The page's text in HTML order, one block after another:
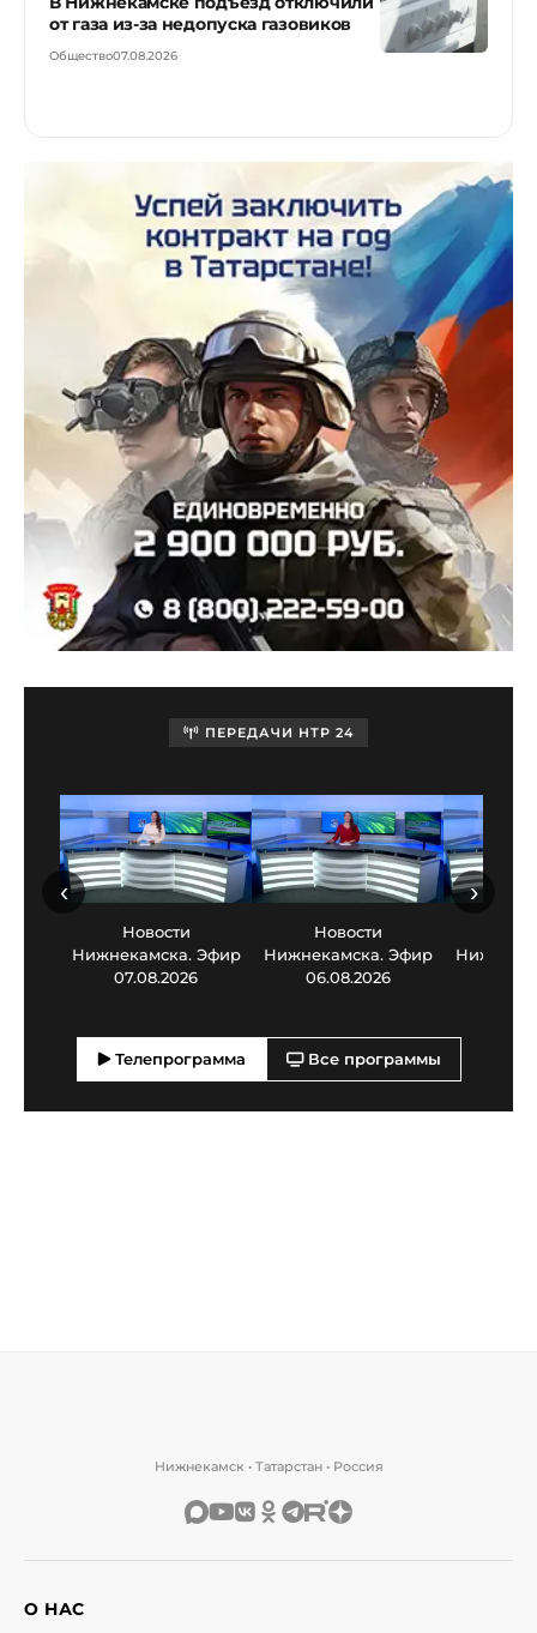
от газа из-за недопуска газовиков
Общество07.08.2026
ПЕРЕДАЧИ НТР 24
Новости
Нижнекамска. Эфир
07.08.2026
Новости
Нижнекамска. Эфир
06.08.2026
‹ ›
Телепрограмма Все программы
Нижнекамск • Татарстан • Россия
О НАС